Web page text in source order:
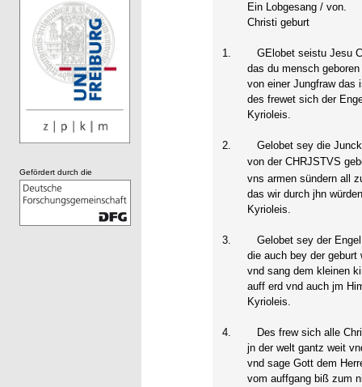
Ein Lobgesang / von.
Christi geburt
1.
GElobet seistu Jesu
das du mensch
von einer Jungfraw das
des frewet sich der
Kyrioleis.
2.
Gelobet sey die
von der CHRJSTVS
vns armen sündern all
das wir durch jhn
Kyrioleis.
3.
Gelobet sey der
die auch bey der geburt
vnd sang dem kleinen
auff erd vnd auch jm
Kyrioleis.
4.
Des frew sich alle
jn der welt gantz weit
vnd sage Gott dem
vom auffgang biß zum
Gefördert durch die